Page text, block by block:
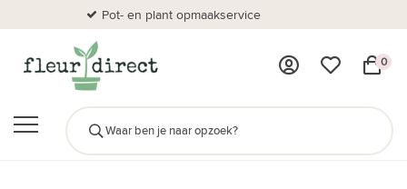
Pot- en plant opmaakservice
0